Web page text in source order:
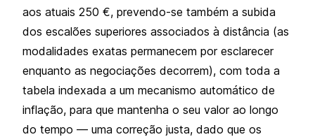
aos atuais 250 €, prevendo-se também a subida
dos escalões superiores associados à distância (as
modalidades exatas permanecem por esclarecer
enquanto as negociações decorrem), com toda a
tabela indexada a um mecanismo automático de
inflação, para que mantenha o seu valor ao longo
do tempo — uma correção justa, dado que os